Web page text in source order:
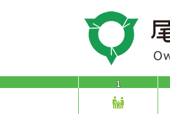
頭
飛
1